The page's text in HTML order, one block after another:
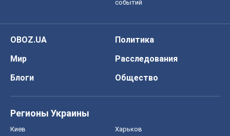
событий
OBOZ.UA
Политика
Мир
Расследования
Блоги
Общество
Регионы Украины
Киев Харьков